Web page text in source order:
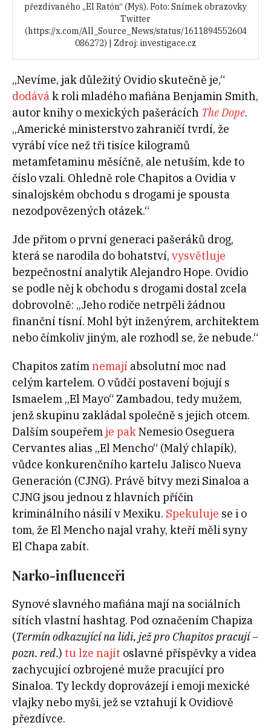
přezdívaného „El Ratón“ (Myš). Foto: Snímek obrazovky
Twitter
(https://x.com/All_Source_News/status/1611894552604
086272) | Zdroj: investigace.cz
„Nevíme, jak důležitý Ovidio skutečně je,“
dodávák roli mladého mafiána Benjamin Smith,
autor knihy o mexických pašerácích The Dope.
„Americké ministerstvo zahraničí tvrdí, že
vyrábí více než tři tisíce kilogramů
metamfetaminu měsíčně, ale netuším, kde to
číslo vzali. Ohledně role Chapitos a Ovidia v
sinalojském obchodu s drogami je spousta
nezodpovězených otázek.“
Jde přitom o první generaci pašeráků drog,
která se narodila do bohatství, vysvětluje
bezpečnostní analytik Alejandro Hope. Ovidio
se podle něj k obchodu s drogami dostal zcela
dobrovolně: „Jeho rodiče netrpěli žádnou
finanční tísní. Mohl být inženýrem, architektem
nebo čímkoliv jiným, ale rozhodl se, že nebude.“
Chapitos zatímnemají absolutní moc nad
celým kartelem. O vůdčí postavení bojují s
Ismaelem „El Mayo“ Zambadou, tedy mužem,
jenž skupinu zakládal společně s jejich otcem.
Dalším soupeřemje pakNemesio Oseguera
Cervantes alias „El Mencho“ (Malý chlapík),
vůdce konkurenčního kartelu Jalisco Nueva
Generación (CJNG). Právě bitvy mezi Sinaloa a
CJNG jsou jednou z hlavních příčin
kriminálního násilí v Mexiku. Spekuluje se i o
tom, že El Mencho najal vrahy, kteří měli syny
El Chapa zabít.
Narko-influenceři
Synové slavného mafiána mají na sociálních
sítích vlastní hashtag. Pod označením Chapiza
(Termín odkazující na lidi, jež pro Chapitos pracují –
pozn. red.) tu lze najít oslavné příspěvky a videa
zachycující ozbrojené muže pracující pro
Sinaloa. Ty leckdy doprovázejí i emoji mexické
vlajky nebo myši, jež se vztahují k Ovidiově
přezdívce.